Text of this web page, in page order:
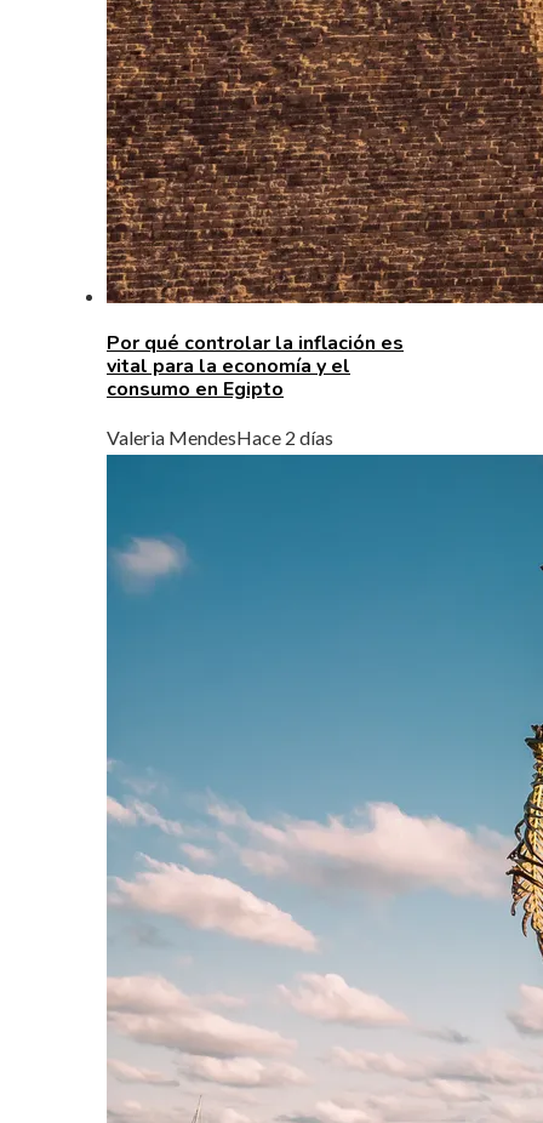
Por qué controlar la inflación es
vital para la economía y el
consumo en Egipto
Valeria MendesHace 2 días